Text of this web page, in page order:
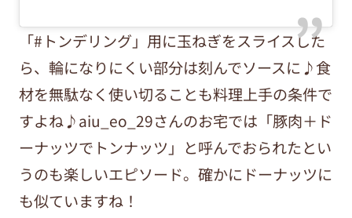
「#トンデリング」用に玉ねぎをスライスした
ら、輪になりにくい部分は刻んでソースに♪食
材を無駄なく使い切ることも料理上手の条件で
すよね♪aiu_eo_29さんのお宅では「豚肉＋ド
ーナッツでトンナッツ」と呼んでおられたとい
うのも楽しいエピソード。確かにドーナッツに
も似ていますね！